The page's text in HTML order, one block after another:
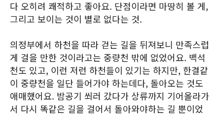
다 오히려 쾌적하고 좋아요. 단점이라면 마땅히 볼 게,
그리고 보이는 것이 별로 없다는 것.
의정부에서 하천을 따라 걷는 길을 뒤져보니 만족스럽
게 걸을 만한 것이라고는 중량천 밖에 없었어요. 백석
천도 있고, 이런 저런 하천들이 있기는 하지만, 한결같
이 중량천을 일단 들어가야 하는데다, 돌아오는 것도
애매했어요. 밤공기 쐬러 갔다가 상류까지 기어올라가
서 다시 똑같은 길을 걸어서 돌아와야하는 길 뿐이었